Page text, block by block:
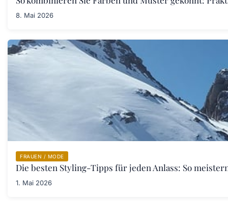
8. Mai 2026
FRAUEN / MODE
Die besten Styling-Tipps für jeden Anlass: So
1. Mai 2026